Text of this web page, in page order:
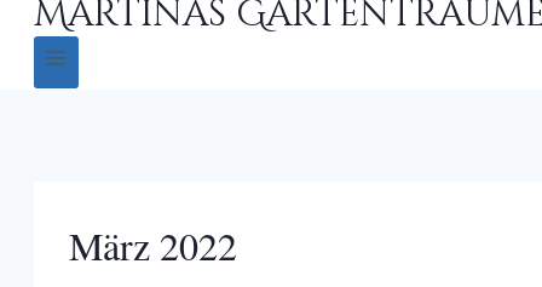
Martinas
März 2022